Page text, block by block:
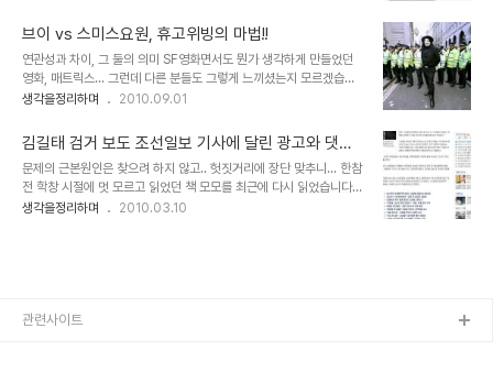
전 까지는 이 물건이 무엇인고?..
렛이라고 해야할까요? (와콤비젼이라고 하여 와콤회사와 관계가 있나
생각했는데, 확인은 못하였습니다.) 디자이너의 설명에 따르면, 와콤
비젼(Wacomvision)은 특수 제작된 3차원 전자펜으로 브러쉬의 크
기, 압력, 감도를 사용자 정의에 따라서 적용할 수 있으며, 생성된 3D
디자인을 온라인을 통해 즉시 공유할 수 있다고 합니다. 또한 루브르
수 도 있다는 군요. 미..
브이 vs 스미스요원, 휴고위빙의 마법!!
연관성과 차이, 그 둘의 의미 SF영화면서도 뭔가 생각하게 만들었던
영화, 매트릭스... 그런데 다른 분들도 그렇게 느끼셨는지 모르겠습니
다만, 저는 주인공 키아누리브스 보다 휴고위빙이 더 기억에 남았습니
한 표현입니다. 솔직히 영화는 좋아해도 전문적으로 파고들 만큼 영화
를 많이 보는 편은 아니며 배우들 이름도 잘 기억하지 못하기에... 그러
나 조금 관심이 간다 싶을 땐 얘기가 달라집니다. 찾아 봐야 돼죠. 꼬리
에 꼬리를 물며 이어지는 궁금증과 또 새롭게 알게 되면서 또다시 궁금
해지는 모든 연결고리들을 그 궁금증과 의문이 어느정도 풀릴 때까지
생각을정리하며 2010.09.01
김길태 검거 보도 조선일보 기사에 달린 광고와 댓글
을 보며...
문제의 근본원인은 찾으려 하지 않고.. 헛짓거리에 장단 맞추니... 한참
전 학창 시절에 멋 모르고 읽었던 책 모모를 최근에 다시 읽었습니다.
세상을 어느 정도 살고 난 후 다시 본 모모는 좀 다르게 느껴지고 더 많
고 합법 또는 왜곡된 힘을 가장한 구역질 나는 뒷거래와 온갖 추잡스런
생각을정리하며 2010.03.10
관련사이트